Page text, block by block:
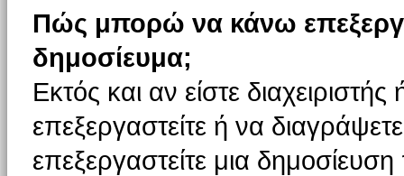
Πώς μπορώ να κάνω
δημοσίευμα;
Εκτός και αν είστε
επεξεργαστείτε ή να
επεξεργαστείτε μια